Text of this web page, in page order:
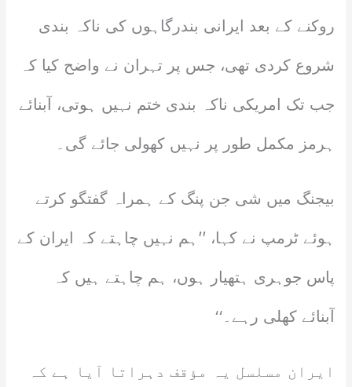
روکنے کے بعد ایرانی بندرگاہوں کی ناکہ بندی
شروع کردی تھی، جس پر تہران نے واضح کیا کہ
جب تک امریکی ناکہ بندی ختم نہیں ہوتی، آبنائے
ہرمز مکمل طور پر نہیں کھولی جائے گی۔
بیجنگ میں شی جن پنگ کے ہمراہ گفتگو کرتے
ہوئے ٹرمپ نے کہا، ’’ہم نہیں چاہتے کہ ایران کے
پاس جوہری ہتھیار ہوں، ہم چاہتے ہیں کہ
آبنائے کھلی رہے۔‘‘
ایران مسلسل یہ مؤقف دہراتا آیا ہے کہ